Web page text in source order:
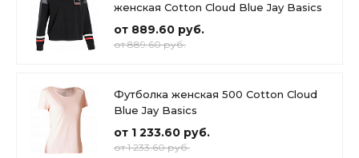
женская Cotton Cloud Blue Jay Basics
от 889.60 руб.
от 889.60 руб.
Футболка женская 500 Cotton Cloud
Blue Jay Basics
от 1 233.60 руб.
от 1 233.60 руб.